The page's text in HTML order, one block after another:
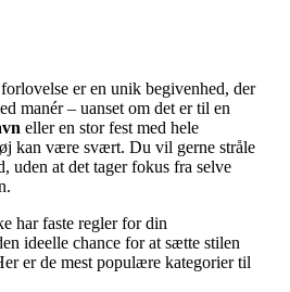
er en unik begivenhed, der
manér – uanset om det er til en
eller en stor fest med hele
kan være svært. Du vil gerne stråle
uden at det tager fokus fra selve
har faste regler for din
ideelle chance for at sætte stilen
er de mest populære kategorier til